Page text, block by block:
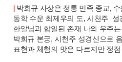
박희규 사상은 정통 민족 종교,
동학 수운 최제우의 도, 시천주 성
한알님과 합일된 존재 나와 우주
박희규 본궁, 시천주 성경신으로
표현과 체험의 맛은 다르지만 정점